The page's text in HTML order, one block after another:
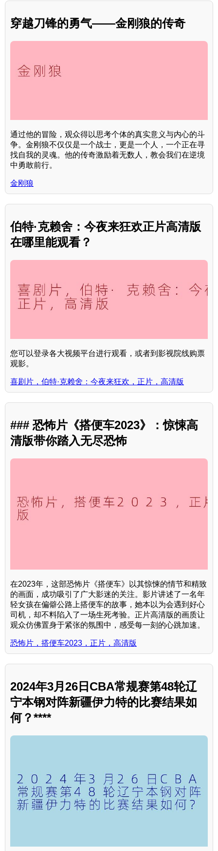
穿越刀锋的勇气——金刚狼的传奇
通过他的冒险，观众得以思考个体的真实意义与内心的斗
争。金刚狼不仅仅是一个战士，更是一个人，一个正在寻
找自我的灵魂。他的传奇激励着无数人，教会我们在逆境
中勇敢前行。
金刚狼
伯特·克赖舍：今夜来狂欢正片高清版
在哪里能观看？
您可以登录各大视频平台进行观看，或者到影视院线购票
观影。
喜剧片，伯特·克赖舍：今夜来狂欢，正片，高清版
### 恐怖片《搭便车2023》：惊悚高
清版带你踏入无尽恐怖
在2023年，这部恐怖片《搭便车》以其惊悚的情节和精致
的画面，成功吸引了广大影迷的关注。影片讲述了一名年
轻女孩在偏僻公路上搭便车的故事，她本以为会遇到好心
司机，却不料陷入了一场生死考验。正片高清版的画质让
观众仿佛置身于紧张的氛围中，感受每一刻的心跳加速。
恐怖片，搭便车2023，正片，高清版
2024年3月26日CBA常规赛第48轮辽
宁本钢对阵新疆伊力特的比赛结果如
何？****